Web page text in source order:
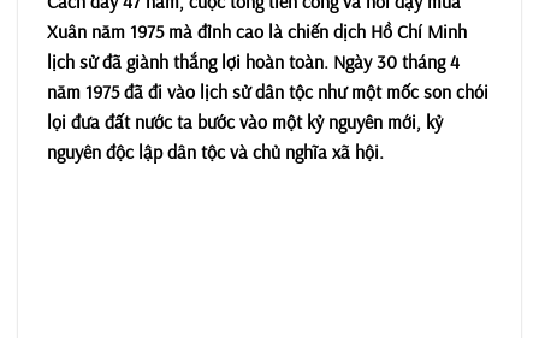
Xuân năm 1975 mà đỉnh cao là chiến dịch Hồ Chí Minh
lịch sử đã giành thắng lợi hoàn toàn. Ngày 30 tháng 4
năm 1975 đã đi vào lịch sử dân tộc như một mốc son chói
lọi đưa đất nước ta bước vào một kỷ nguyên mới, kỷ
nguyên độc lập dân tộc và chủ nghĩa xã hội.